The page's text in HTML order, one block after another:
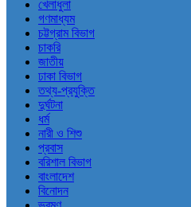
খেলাধুলা
গণমাধ্যম
চট্টগ্রাম বিভাগ
চাকরি
জাতীয়
ঢাকা বিভাগ
তথ্য-প্রযুক্তি
দুর্ঘটনা
ধর্ম
নারী ও শিশু
প্রবাস
বরিশাল বিভাগ
বাংলাদেশ
বিনোদন